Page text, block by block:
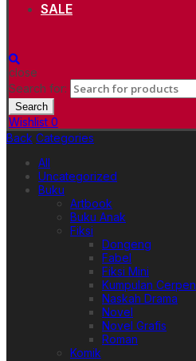
SALE
close
Search for:
Search
Wishlist 0
Back Categories
All
Uncategorized
Buku
Artbook
Buku Anak
Fiksi
Dongeng
Fabel
Fiksi Mini
Kumpulan Cerpen
Naskah Drama
Novel
Novel Grafis
Roman
Komik